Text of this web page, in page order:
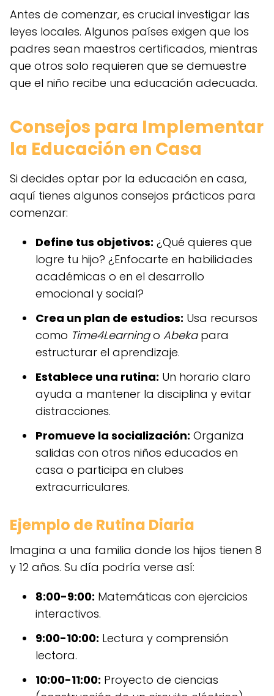
Antes de comenzar, es crucial investigar las
leyes locales. Algunos países exigen que los
padres sean maestros certificados, mientras
que otros solo requieren que se demuestre
que el niño recibe una educación adecuada.
Consejos para Implementar
la Educación en Casa
Si decides optar por la educación en casa,
aquí tienes algunos consejos prácticos para
comenzar:
Define tus objetivos: ¿Qué quieres que
logre tu hijo? ¿Enfocarte en habilidades
académicas o en el desarrollo
emocional y social?
Crea un plan de estudios: Usa recursos
como Time4Learningo Abekapara
estructurar el aprendizaje.
Establece una rutina: Un horario claro
ayuda a mantener la disciplina y evitar
distracciones.
Promueve la socialización: Organiza
salidas con otros niños educados en
casa o participa en clubes
extracurriculares.
Ejemplo de Rutina Diaria
Imagina a una familia donde los hijos tienen 8
y 12 años. Su día podría verse así:
8:00-9:00: Matemáticas con ejercicios
interactivos.
9:00-10:00: Lectura y comprensión
lectora.
10:00-11:00: Proyecto de ciencias